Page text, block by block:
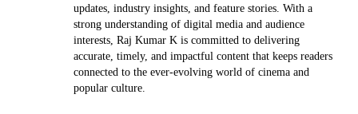
updates, industry insights, and feature stories. With a
strong understanding of digital media and audience
interests, Raj Kumar K is committed to delivering
accurate, timely, and impactful content that keeps readers
connected to the ever-evolving world of cinema and
popular culture.